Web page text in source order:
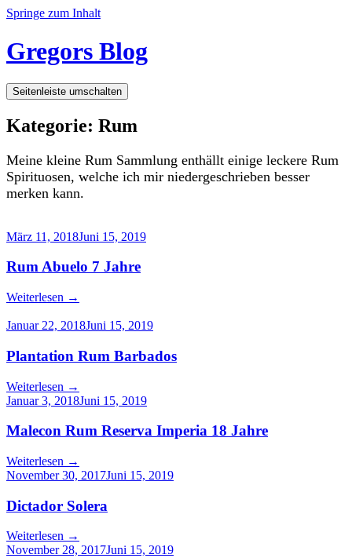
Springe zum Inhalt
Gregors Blog
Seitenleiste umschalten
Kategorie: Rum
Meine kleine Rum Sammlung enthällt einige leckere Rum
Spirituosen, welche ich mir niedergeschrieben besser
merken kann.
März 11, 2018Juni 15, 2019
Rum Abuelo 7 Jahre
Weiterlesen →
Januar 22, 2018Juni 15, 2019
Plantation Rum Barbados
Weiterlesen →
Januar 3, 2018Juni 15, 2019
Malecon Rum Reserva Imperia 18 Jahre
Weiterlesen →
November 30, 2017Juni 15, 2019
Dictador Solera
Weiterlesen →
November 28, 2017Juni 15, 2019